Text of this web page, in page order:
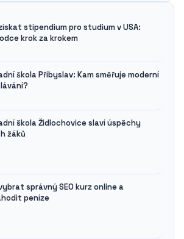
stipendium pro studium v USA:
krok za krokem
škola Přibyslav: Kam směřuje moderní
škola Židlochovice slaví úspěchy
žáků
správný SEO kurz online a
peníze